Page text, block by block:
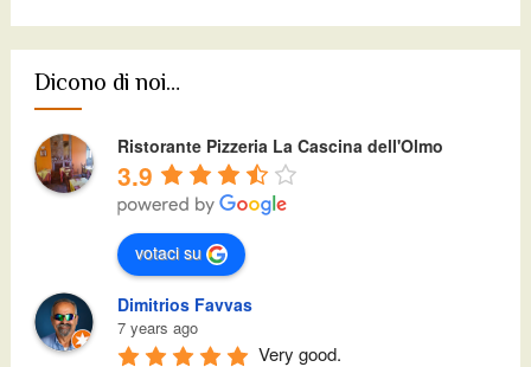
Dicono di noi…
Ristorante Pizzeria La Cascina dell'Olmo
3.9
votaci su
Dimitrios Favvas
7 years ago
Very good.